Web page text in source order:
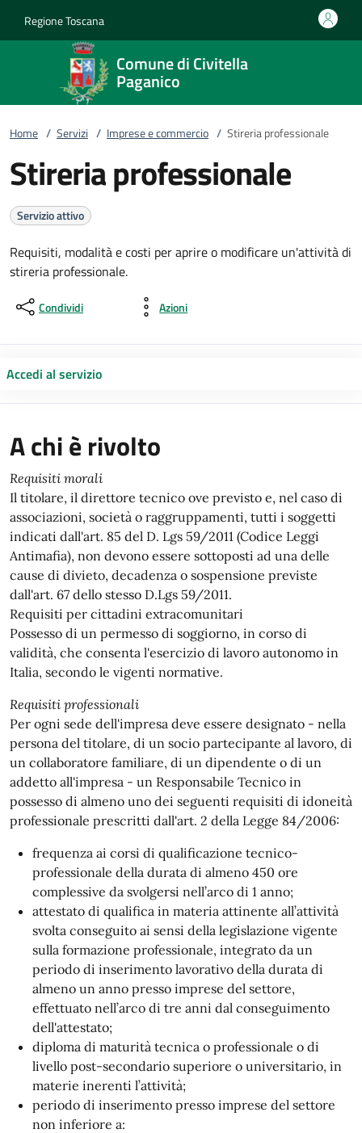
Regione Toscana
Comune di Civitella
Paganico
Home / Servizi / Imprese e commercio / Stireria professionale
Stireria professionale
Servizio attivo
Requisiti, modalità e costi per aprire o modificare un'attività di
stireria professionale.
Condividi Azioni
Accedi al servizio
A chi è rivolto
Requisiti morali
Il titolare, il direttore tecnico ove previsto e, nel caso di
associazioni, società o raggruppamenti, tutti i soggetti
indicati dall'art. 85 del D. Lgs 59/2011 (Codice Leggi
Antimafia), non devono essere sottoposti ad una delle
cause di divieto, decadenza o sospensione previste
dall'art. 67 dello stesso D.Lgs 59/2011.
Requisiti per cittadini extracomunitari
Possesso di un permesso di soggiorno, in corso di
validità, che consenta l'esercizio di lavoro autonomo in
Italia, secondo le vigenti normative.
Requisiti professionali
Per ogni sede dell'impresa deve essere designato - nella
persona del titolare, di un socio partecipante al lavoro, di
un collaboratore familiare, di un dipendente o di un
addetto all'impresa - un Responsabile Tecnico in
possesso di almeno uno dei seguenti requisiti di idoneità
professionale prescritti dall'art. 2 della Legge 84/2006:
frequenza ai corsi di qualificazione tecnico-
professionale della durata di almeno 450 ore
complessive da svolgersi nell’arco di 1 anno;
attestato di qualifica in materia attinente all’attività
svolta conseguito ai sensi della legislazione vigente
sulla formazione professionale, integrato da un
periodo di inserimento lavorativo della durata di
almeno un anno presso imprese del settore,
effettuato nell’arco di tre anni dal conseguimento
dell'attestato;
diploma di maturità tecnica o professionale o di
livello post-secondario superiore o universitario, in
materie inerenti l’attività;
periodo di inserimento presso imprese del settore
non inferiore a: